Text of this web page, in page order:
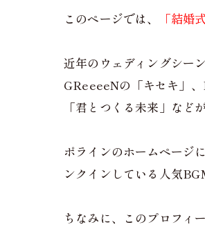
このページでは、 「結
近年のウェディングシー
GReeeeNの「キセキ」
「君とつくる未来」など
ポラインのホームページ
ンクインしている人気
ちなみに、このプロフィ